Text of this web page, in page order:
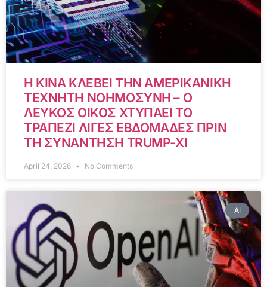
Η ΚΙΝΑ ΚΛΕΒΕΙ ΤΗΝ ΑΜΕΡΙΚΑΝΙΚΗ
ΤΕΧΝΗΤΗ ΝΟΗΜΟΣΥΝΗ – Ο
ΛΕΥΚΟΣ ΟΙΚΟΣ ΧΤΥΠΑΕΙ ΤΟ
ΤΡΑΠΕΖΙ ΛΙΓΕΣ ΕΒΔΟΜΑΔΕΣ ΠΡΙΝ
ΤΗ ΣΥΝΑΝΤΗΣΗ TRUMP-XI
April 24, 2026 No Comments
AI